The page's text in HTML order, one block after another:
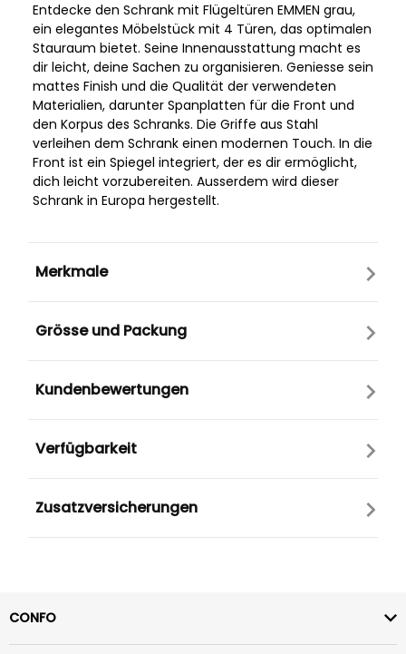
Entdecke den Schrank mit Flügeltüren EMMEN grau,
ein elegantes Möbelstück mit 4 Türen, das optimalen
Stauraum bietet. Seine Innenausstattung macht es
dir leicht, deine Sachen zu organisieren. Geniesse sein
mattes Finish und die Qualität der verwendeten
Materialien, darunter Spanplatten für die Front und
den Korpus des Schranks. Die Griffe aus Stahl
verleihen dem Schrank einen modernen Touch. In die
Front ist ein Spiegel integriert, der es dir ermöglicht,
dich leicht vorzubereiten. Ausserdem wird dieser
Schrank in Europa hergestellt.
Merkmale
Grösse und Packung
Kundenbewertungen
Verfügbarkeit
Zusatzversicherungen
CONFO